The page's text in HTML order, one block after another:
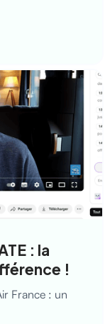
: la
!
France : un